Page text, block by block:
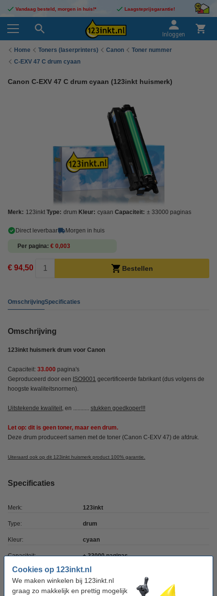
Cookies op 123inkt.nl
We maken winkelen bij 123inkt.nl
graag zo makkelijk en prettig mogelijk
Vandaag besteld, morgen in huis!* Laagsteprijsgarantie!
Inloggen
Home Toners (laserprinters) Canon
Toner nummer
C-EXV 47 C drum cyaan
Canon C-EXV 47 C drum cyaan (123inkt huismerk)
Merk: 123inkt Type: drum Kleur: cyaan Capaciteit: ± 33000 paginas
Direct leverbaar Morgen in huis
Per pagina € 0,003
€ 94,50 Bestellen
OmschrijvingSpecificaties
Omschrijving
123inkt huismerk drum voor Canon
Capaciteit: 33.000 pagina's
Geproduceerd door een ISO9001 gecertificeerde fabrikant (dus volgens de
hoogste kwaliteitsnormen).
Uitstekende kwaliteit, en ........... stukken goedkoper!!!
Let op: dit is geen toner, maar een drum.
Deze drum produceert samen met de toner (Canon C-EXV 47) de afdruk.
Uiteraard ook op dit 123inkt huismerk product 100% garantie.
Specificaties
Merk: 123inkt
Type: drum
Kleur: cyaan
Capaciteit: ± 33000 paginas
EAN-code: 8718237074474
017221